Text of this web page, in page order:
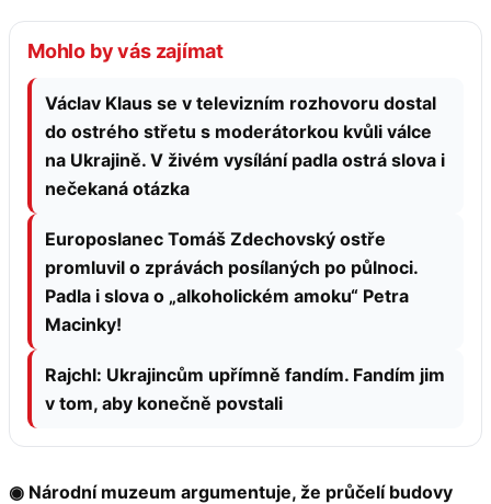
Mohlo by vás zajímat
Václav Klaus se v televizním rozhovoru dostal
do ostrého střetu s moderátorkou kvůli válce
na Ukrajině. V živém vysílání padla ostrá slova i
nečekaná otázka
Europoslanec Tomáš Zdechovský ostře
promluvil o zprávách posílaných po půlnoci.
Padla i slova o „alkoholickém amoku“ Petra
Macinky!
Rajchl: Ukrajincům upřímně fandím. Fandím jim
v tom, aby konečně povstali
◉ Národní muzeum argumentuje, že průčelí budovy